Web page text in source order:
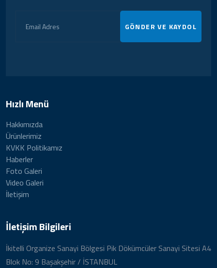
GÖNDER VE KAYDOL
Hızlı Menü
Hakkımızda
Ürünlerimiz
KVKK Politikamız
Haberler
Foto Galeri
Video Galeri
İletişim
İletişim Bilgileri
İkitelli Organize Sanayi Bölgesi Pik Dökümcüler Sanayi Sitesi A4
Blok No: 9 Başakşehir / İSTANBUL